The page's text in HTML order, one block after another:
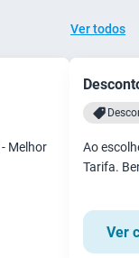
Ver todos
Melhor
Ao
Tarifa.
Ver